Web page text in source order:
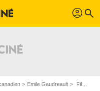
profil search
Emile Gaudreault Filmographie Emile Gaudreault